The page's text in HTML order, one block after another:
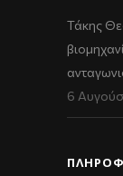
Τάκης
6